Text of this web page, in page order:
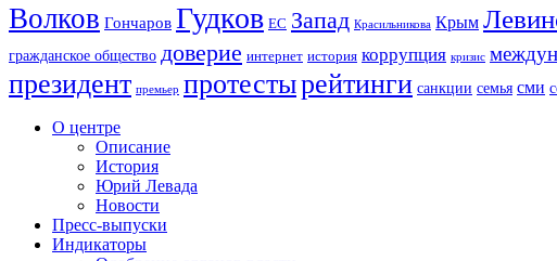
Волков Гончаров Гудков ЕС Запад Красильникова Крым
гражданское общество доверие интернет история коррупция кризис
президент премьер протестырейтинги санкции семья сми
О центре
Описание
История
Юрий Левада
Новости
Пресс-выпуски
Индикаторы